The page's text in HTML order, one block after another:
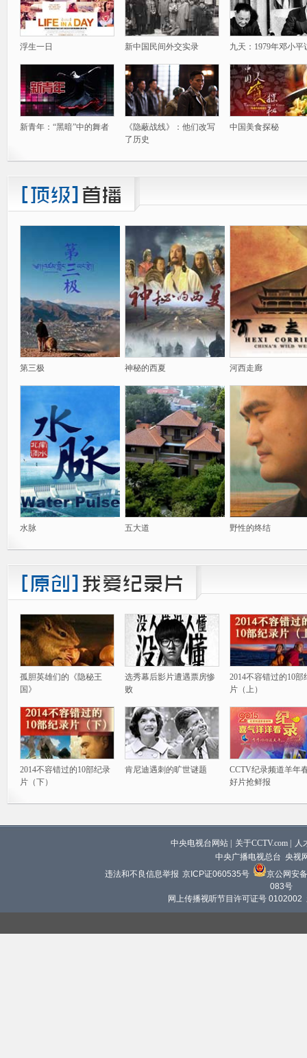
浮生一日 新中国民间外交实录 九天：1979年邓小平
新青年：“黑暗”中的舞者
《隐蔽战线》：他们改写
了历史
中国美食探秘
第三极 神秘的西夏 河西走廊
水脉 五大道 野性的终结
孤胆英雄们的《隐秘王
国》
选秀幕后影片遭遇票房惨
败
2014不容错过的10部
片（上）
2014不容错过的10部纪录
片（下）
肯尼迪遇刺的旷世谜题
CCTV纪录频道羊年
好片抢鲜报
中央电视台网站 关于CCTV.com
人
中央广播电视总台 央视
违法和不良信息举报 京ICP证060535号
京公网安
083号
网上传播视听节目许可证号